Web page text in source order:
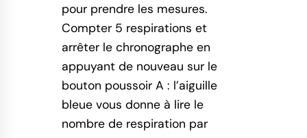
pour prendre les mesures.
Compter 5 respirations et
arrêter le chronographe en
appuyant de nouveau sur le
bouton poussoir A : l’aiguille
bleue vous donne à lire le
nombre de respiration par